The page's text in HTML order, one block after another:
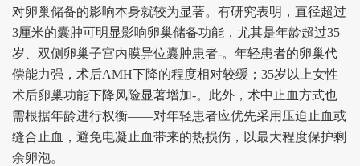
对卵巢储备的影响本身就较为显著。有研究表明，直径超过
3厘米的囊肿可明显影响卵巢储备功能，尤其是年龄超过35
岁、双侧卵巢子宫内膜异位囊肿患者-。年轻患者的卵巢代
偿能力强，术后AMH下降的程度相对较缓；35岁以上女性
术后卵巢功能下降风险显著增加-。此外，术中止血方式也
需根据年龄进行权衡——对年轻患者应优先采用压迫止血或
缝合止血，避免电凝止血带来的热损伤，以最大程度保护剩
余卵泡。